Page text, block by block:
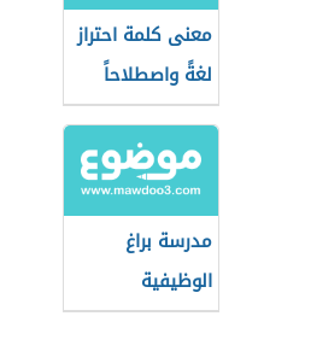
معنى كلمة احتراز
لغةً واصطلاحاً
مدرسة براغ
الوظيفية